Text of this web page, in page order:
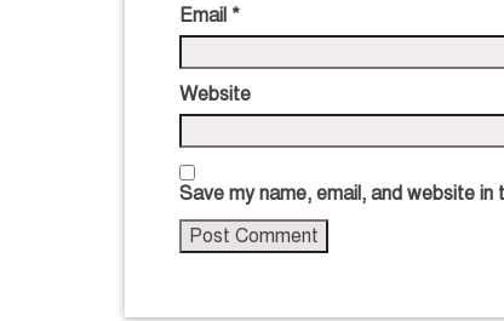
Email *
Website
Save my name, email, and website